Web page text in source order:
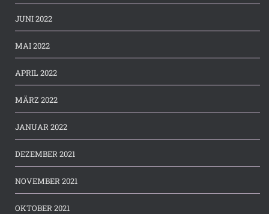
JUNI 2022
MAI 2022
APRIL 2022
MÄRZ 2022
JANUAR 2022
DEZEMBER 2021
NOVEMBER 2021
OKTOBER 2021